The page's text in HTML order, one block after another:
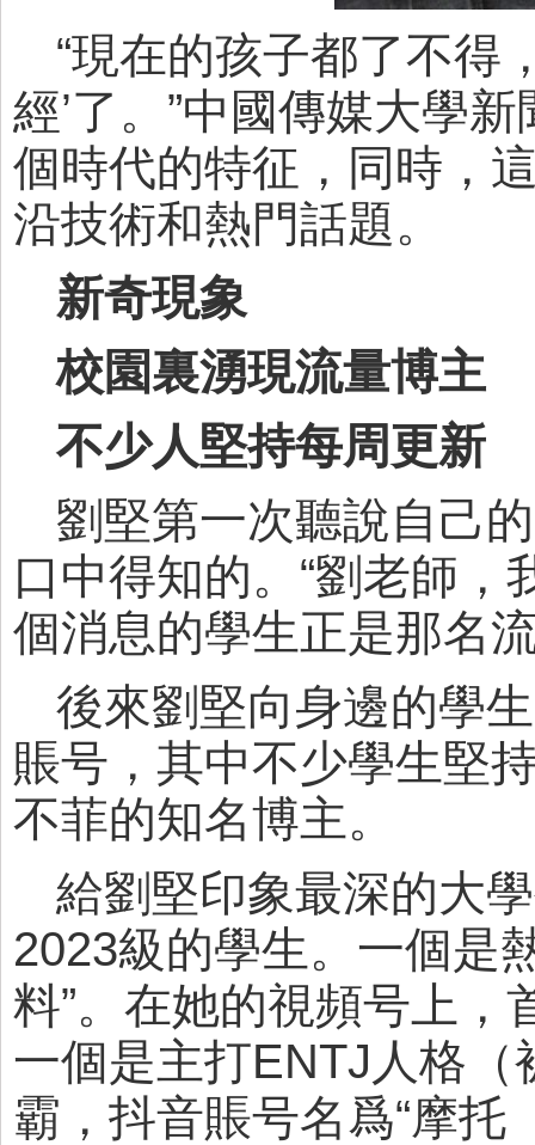
“現在的孩子都了不得
經’了。”中國傳媒大學
個時代的特征，同時，
沿技術和熱門話題。
新奇現象
校園裏湧現流量博主
不少人堅持每周更新
劉堅第一次聽說自己
口中得知的。“劉老師，
個消息的學生正是那名
後來劉堅向身邊的學
賬号，其中不少學生堅
不菲的知名博主。
給劉堅印象最深的大
2023級的學生。一個是
料”。在她的視頻号上，
一個是主打ENTJ人格
霸，抖音賬号名爲“摩托